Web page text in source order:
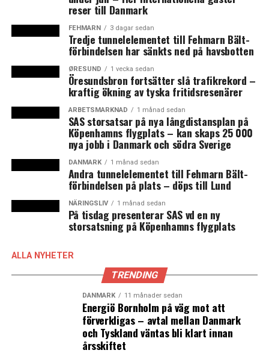
året, konstaterad covid-19 under de senaste sex
månaderna alternativt ett 72 timmar gammalt PCR-test
eller ett 48 timmar gammalt snabbtest. (News Øresund)
LÄS OCKSÅ:
Coronarestriktionerna i Danmark
Forsatt ökande smittspridning i Danmark och Sverige
reser till Danmark
FEHMARN 3 dagar sedan
Tredje tunnelelementet till Fehmarn Bält-
förbindelsen har sänkts ned på havsbotten
ØRESUND 1 vecka sedan
Öresundsbron fortsätter slå trafikrekord –
kraftig ökning av tyska fritidsresenärer
ARBETSMARKNAD 1 månad sedan
SAS storsatsar på nya långdistansplan på
Köpenhamns flygplats – kan skaps 25 000
nya jobb i Danmark och södra Sverige
DANMARK 1 månad sedan
Andra tunnelelementet till Fehmarn Bält-
förbindelsen på plats – döps till Lund
NÄRINGSLIV 1 månad sedan
På tisdag presenterar SAS vd en ny
storsatsning på Köpenhamns flygplats
ALLA NYHETER
TRENDING
DANMARK 11 månader sedan
Energiö Bornholm på väg mot att
förverkligas – avtal mellan Danmark
och Tyskland väntas bli klart innan
årsskiftet